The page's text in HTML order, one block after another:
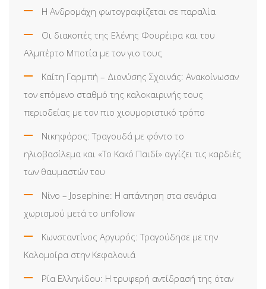
Η Ανδρομάχη φωτογραφίζεται σε παραλία
Οι διακοπές της Ελένης Φουρέιρα και του
Αλμπέρτο Μποτία με τον γιο τους
Καίτη Γαρμπή – Διονύσης Σχοινάς: Ανακοίνωσαν
τον επόμενο σταθμό της καλοκαιρινής τους
περιοδείας με τον πιο χιουμοριστικό τρόπο
Νικηφόρος: Τραγουδά με φόντο το
ηλιοβασίλεμα και «Το Κακό Παιδί» αγγίζει τις καρδιές
των θαυμαστών του
Νίνο – Josephine: Η απάντηση στα σενάρια
χωρισμού μετά το unfollow
Κωνσταντίνος Αργυρός: Τραγούδησε με την
Καλομοίρα στην Κεφαλονιά
Ρία Ελληνίδου: H τρυφερή αντίδρασή της όταν